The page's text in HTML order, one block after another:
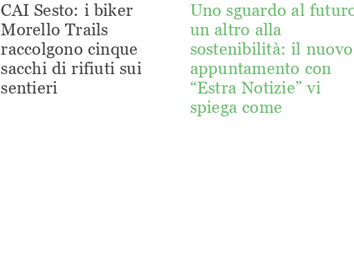
CAI Sesto: i biker
Morello Trails
raccolgono cinque
sacchi di rifiuti sui
sentieri
Uno sguardo al
un altro alla
sostenibilità: il nuovo
appuntamento con
“Estra Notizie” vi
spiega come